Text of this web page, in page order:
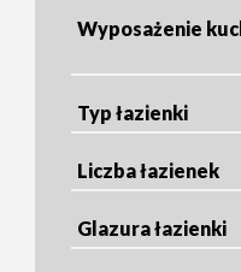
Wyposażenie
Typ łazienki
Liczba łazienek
Glazura łazienki